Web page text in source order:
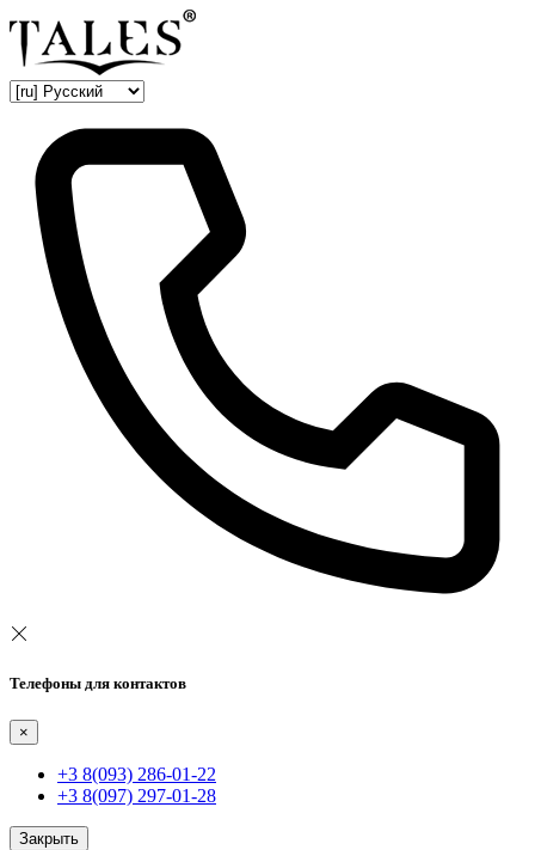
Телефоны для контактов
×
+3 8(093) 286-01-22
+3 8(097) 297-01-28
Закрыть